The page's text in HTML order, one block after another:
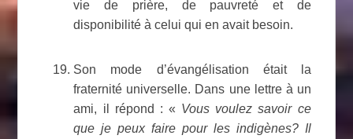
vie de prière, de pauvreté et de
disponibilité à celui qui en avait besoin.
Son mode d’évangélisation était la
fraternité universelle. Dans une lettre à un
ami, il répond : « Vous voulez savoir ce
que je peux faire pour les indigènes? Il